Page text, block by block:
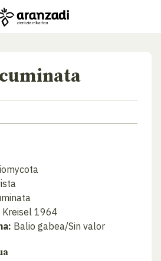
Kreisel 1964
Balio gabea/Sin valor